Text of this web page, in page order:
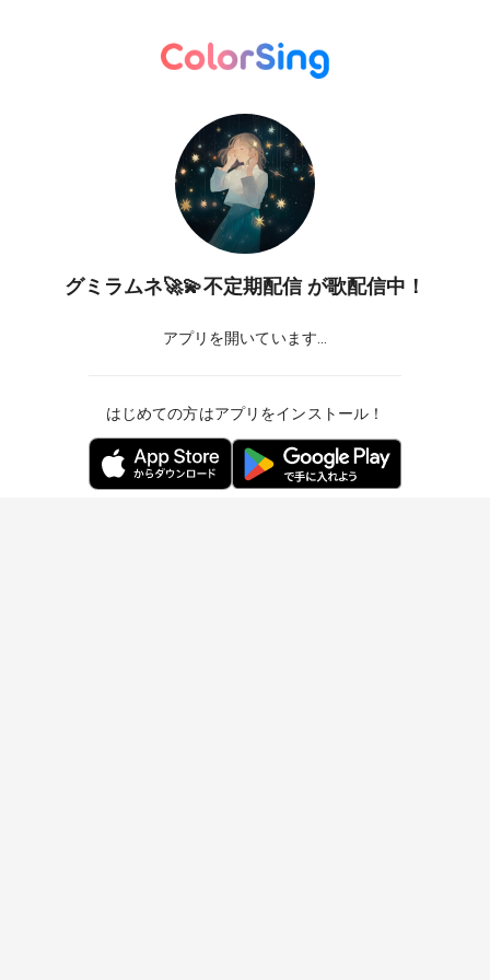
グミラムネ🚀💫不定期配信が歌配信中！
アプリを開いています...
はじめての方はアプリをインストール！